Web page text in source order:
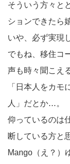
そういう方々と
ションできたら
いや、必ず実現
でもね、移住コ
声も時々聞こえ
「日本人をカ
人」だとか…。
仰っているのは
断している方と
Mango（え？）